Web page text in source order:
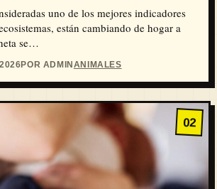
uno de los mejores indicadores
están cambiando de hogar a
se…
POR ADMINANIMALES
02